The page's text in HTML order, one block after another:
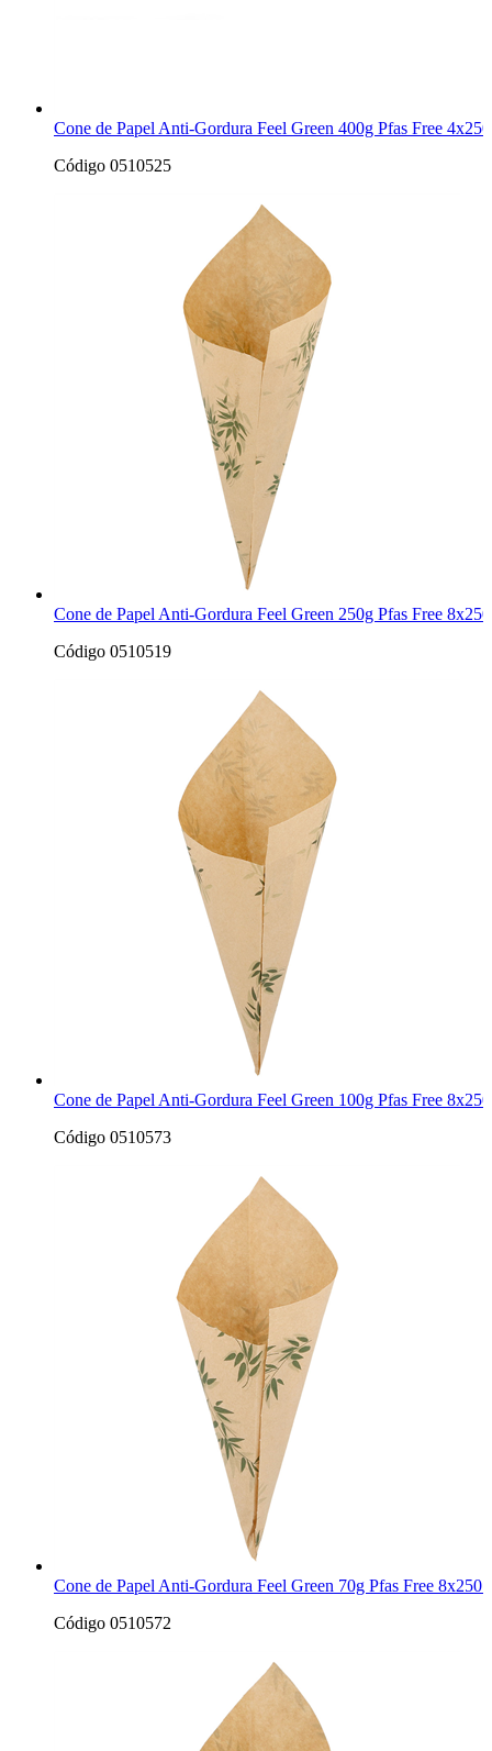
Cone de Papel Anti-Gordura Feel Green 400g Pfas Free
Código 0510525
Cone de Papel Anti-Gordura Feel Green 250g Pfas Free
Código 0510519
Cone de Papel Anti-Gordura Feel Green 100g Pfas Free
Código 0510573
Cone de Papel Anti-Gordura Feel Green 70g Pfas Free 8x250
Código 0510572